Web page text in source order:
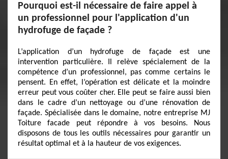
Pourquoi est-il nécessaire de faire appel à
un professionnel pour l'application d'un
hydrofuge de façade ?
L’application d’un hydrofuge de façade est une
intervention particulière. Il relève spécialement de la
compétence d’un professionnel, pas comme certains le
pensent. En effet, l’opération est délicate et la moindre
erreur peut vous coûter cher. Elle peut se faire aussi bien
dans le cadre d’un nettoyage ou d’une rénovation de
façade. Spécialisée dans le domaine, notre entreprise MJ
Toiture facade peut répondre à vos besoins. Nous
disposons de tous les outils nécessaires pour garantir un
résultat optimal et à la hauteur de vos exigences.